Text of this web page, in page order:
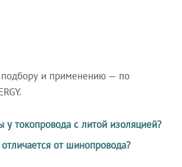
подбору и применению — по
у токопровода с литой изоляцией?
от шинопровода?